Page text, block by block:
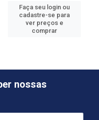
Faça seu login ou
cadastre-se para
ver preços e
comprar
nossas